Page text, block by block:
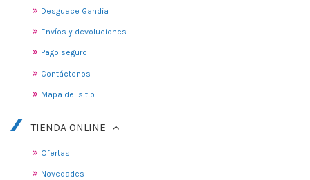
Desguace Gandia
Envíos y devoluciones
Pago seguro
Contáctenos
Mapa del sitio
TIENDA ONLINE
Ofertas
Novedades